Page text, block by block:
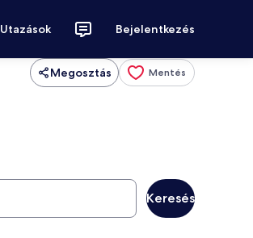
Utazások Bejelentkezés
Megosztás Mentés
Keresés